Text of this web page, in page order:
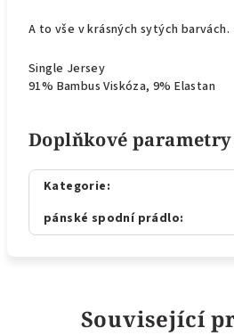
A to vše v krásných sytých barvách.
Single Jersey
91% Bambus Viskóza, 9% Elastan
Doplňkové parametry
Kategorie:
pánské spodní prádlo:
Související